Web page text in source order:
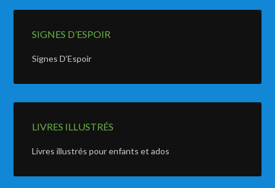
SIGNES D’ESPOIR
Signes D’Espoir
LIVRES ILLUSTRÉS
Livres illustrés pour enfants et ados